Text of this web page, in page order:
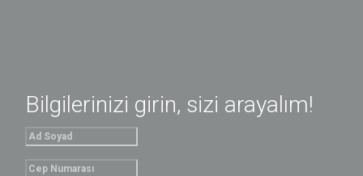
Bilgilerinizi girin, sizi arayalım!